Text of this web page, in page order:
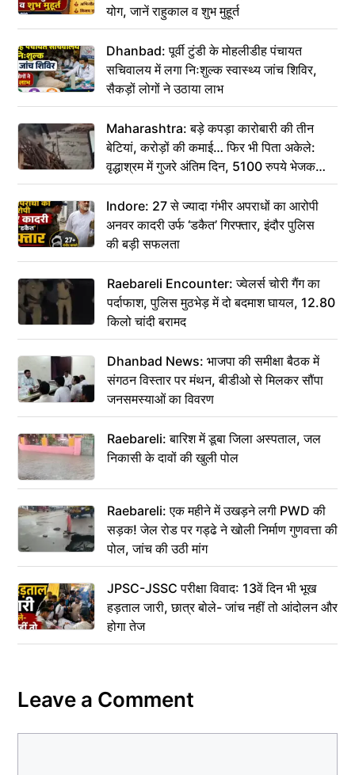
योग, जानें राहुकाल व शुभ मुहूर्त
Dhanbad: पूर्वी टुंडी के मोहलीडीह पंचायत
सचिवालय में लगा निःशुल्क स्वास्थ्य जांच शिविर,
सैकड़ों लोगों ने उठाया लाभ
Maharashtra: बड़े कपड़ा कारोबारी की तीन
बेटियां, करोड़ों की कमाई… फिर भी पिता अकेले:
वृद्धाश्रम में गुजरे अंतिम दिन, 5100 रुपये भेजकर
कहा– अंतिम संस्कार कर दीजिए हम नहीं आ पाएंगे
Indore: 27 से ज्यादा गंभीर अपराधों का आरोपी
अनवर कादरी उर्फ ‘डकैत’ गिरफ्तार, इंदौर पुलिस
की बड़ी सफलता
Raebareli Encounter: ज्वेलर्स चोरी गैंग का
पर्दाफाश, पुलिस मुठभेड़ में दो बदमाश घायल, 12.80
किलो चांदी बरामद
Dhanbad News: भाजपा की समीक्षा बैठक में
संगठन विस्तार पर मंथन, बीडीओ से मिलकर सौंपा
जनसमस्याओं का विवरण
Raebareli: बारिश में डूबा जिला अस्पताल, जल
निकासी के दावों की खुली पोल
Raebareli: एक महीने में उखड़ने लगी PWD की
सड़क! जेल रोड पर गड्ढे ने खोली निर्माण गुणवत्ता की
पोल, जांच की उठी मांग
JPSC-JSSC परीक्षा विवाद: 13वें दिन भी भूख
हड़ताल जारी, छात्र बोले- जांच नहीं तो आंदोलन और
होगा तेज
Leave a Comment